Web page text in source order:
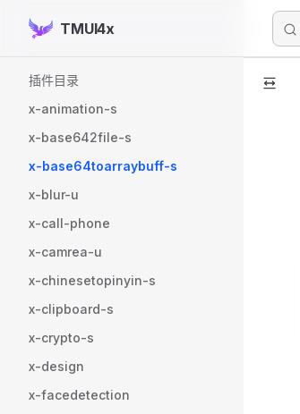
Skip to content
TMUI4x
插件目录
x-animation-s
x-base642file-s
x-base64toarraybuff-s
x-blur-u
x-call-phone
x-camrea-u
x-chinesetopinyin-s
x-clipboard-s
x-crypto-s
x-design
x-facedetection